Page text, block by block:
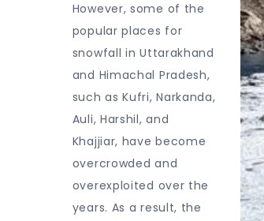
However, some of the
popular places for
snowfall in Uttarakhand
and Himachal Pradesh,
such as Kufri, Narkanda,
Auli, Harshil, and
Khajjiar, have become
overcrowded and
overexploited over the
years. As a result, the